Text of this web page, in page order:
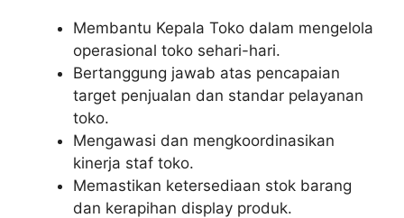
Membantu Kepala Toko dalam mengelola
operasional toko sehari-hari.
Bertanggung jawab atas pencapaian
target penjualan dan standar pelayanan
toko.
Mengawasi dan mengkoordinasikan
kinerja staf toko.
Memastikan ketersediaan stok barang
dan kerapihan display produk.